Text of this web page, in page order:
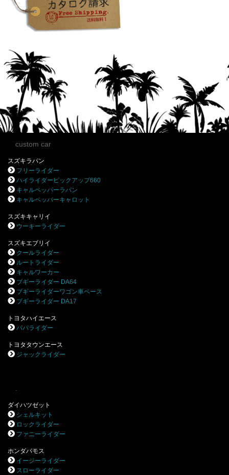
custom car
スズキラパン
フリーライダー
ハイライダーピックアップ660
キャルペッパーラパン
キャルペッパーキャロット
スズキキャリイ
ウーキーライダー
スズキエブリイ
クールライダー
ルートライダー
キャルワーカー
ブギーライダー DA64
ブギーライダーワゴン車ベース
ブギーライダー DA17
トヨタハイエース
パパライダー
トヨタタウンエース
ジャックライダー
ダイハツゼット
シェルキット
ロックライダー
ファニーライダー
ホンダバモス
イージーライダー
スローライダー